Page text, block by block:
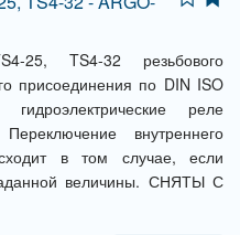
25, TS4-32 резьбового
присоединения по DIN ISO
реле
внутреннего
в том случае, если
величины. СНЯТЫ С